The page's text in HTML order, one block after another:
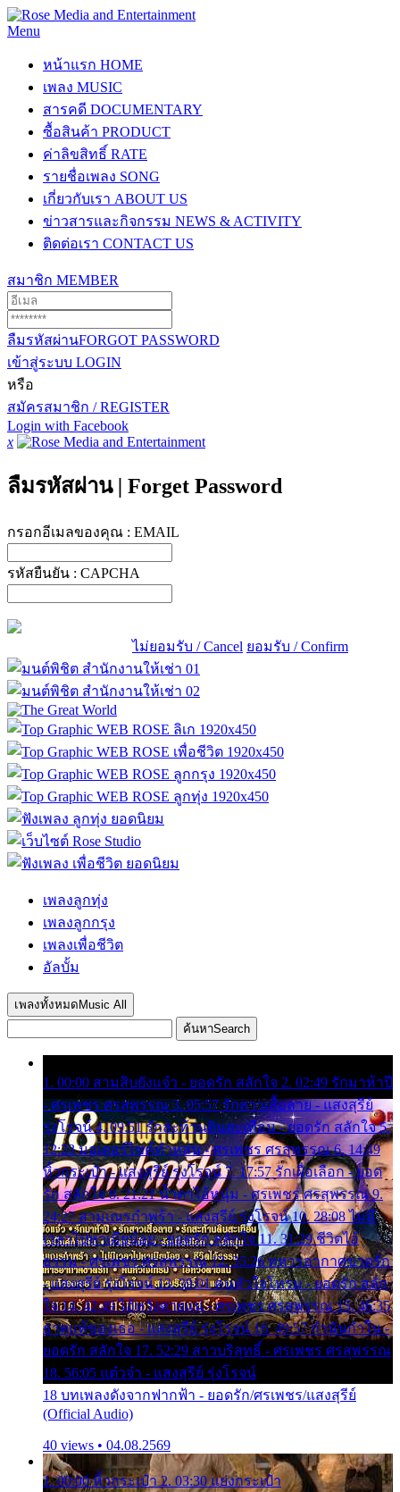
Menu
หน้าแรก HOME
เพลง MUSIC
สารคดี DOCUMENTARY
ซื้อสินค้า PRODUCT
ค่าลิขสิทธิ์ RATE
รายชื่อเพลง SONG
เกี่ยวกับเรา ABOUT US
ข่าวสารและกิจกรรม NEWS & ACTIVITY
ติดต่อเรา CONTACT US
สมาชิก MEMBER
ลืมรหัสผ่านFORGOT PASSWORD
เข้าสู่ระบบ LOGIN
หรือ
สมัครสมาชิก / REGISTER
Login with Facebook
x
ลืมรหัสผ่าน | Forget Password
กรอกอีเมลของคุณ : EMAIL
รหัสยืนยัน : CAPCHA
ไม่ยอมรับ / Cancel ยอมรับ / Confirm
เพลงลูกทุ่ง
เพลงลูกกรุง
เพลงเพื่อชีวิต
อัลบั้ม
เพลงทั้งหมด Music All
ค้นหาSearch
1. 00:00 สามสิบยังแจ๋ว - ยอดรัก สลักใจ 2. 02:49 รักมาห้าปี
- ศรเพชร ศรสุพรรณ 3. 05:57 รักสาวเสื้อลาย - แสงสุรีย์
รุ่งโรจน์ 4. 09:51 รักสะท้านดินสะเทือน - ยอดรัก สลักใจ 5.
12:23 มอเตอร์ไซค์ทำหล่น - ศรเพชร ศรสุพรรณ 6. 14:49
หิ้วกระเป๋า - แสงสุรีย์ รุ่งโรจน์ 7. 17:57 รักเผื่อเลือก - ยอด
รัก สลักใจ 8. 21:21 น้ำตาไอ้หนุ่ม - ศรเพชร ศรสุพรรณ 9.
24:27 สามเณรกำพร้า - แสงสุรีย์ รุ่งโรจน์ 10. 28:08 ไม่มี
เวลาไปหาเมียน้อย - ยอดรัก สลักใจ 11. 31:29 ชีวิตไอ้
ธรรม - ศรเพชร ศรสุพรรณ 12. 35:26 ทหารอากาศขาดรัก
- แสงสุรีย์ รุ่งโรจน์ 13. 39:01 คนหัวใจโทรม - ยอดรัก สลัก
ใจ 14. 42:49 ไอ้หวังตายแน่ - ศรเพชร ศรสุพรรณ 15. 46:35
ธาตุแท้ของเธอ - แสงสุรีย์ รุ่งโรจน์ 16. 49:57 กำนันกำใน -
ยอดรัก สลักใจ 17. 52:29 สาวบริสุทธิ์ - ศรเพชร ศรสุพรรณ
18. 56:05 แต๋วจ๋า - แสงสุรีย์ รุ่งโรจน์
18 บทเพลงดังจากฟากฟ้า - ยอดรัก/ศรเพชร/แสงสุรีย์
(Official Audio)
40 views • 04.08.2569
1. 00:00 หิ้วกระเป๋า 2. 03:30 แย่งกระเป๋า